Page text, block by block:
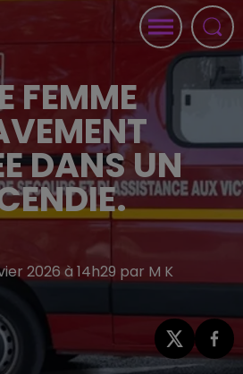
FEMME
DANS UN
2026 à 14h29 par M K